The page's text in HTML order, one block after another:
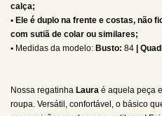
calça;
• Ele é duplo na frente e costas, não
com sutiã de colar ou similares;
• Medidas da modelo: Busto: 84 |
Nossa regatinha Laura é aquela peça
roupa. Versátil, confortável, o básico